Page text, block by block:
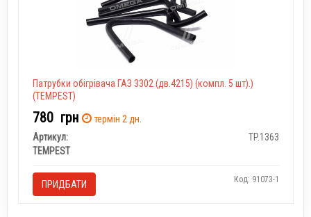
Патрубки обігрівача ГАЗ 3302 (дв.4215) (компл. 5 шт).)
(TEMPEST)
780 грн
термін 2 дн.
Артикул:
TP.1363
TEMPEST
ПРИДБАТИ Код: 91073-1